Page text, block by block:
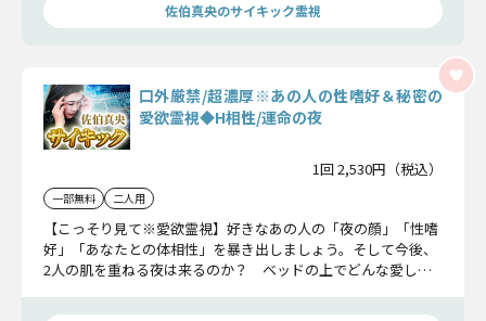
佐伯真央のサイキック霊視
口外厳禁/超濃厚※あの人の性嗜好＆秘密の
愛欲霊視◆H相性/運命の夜
1回 2,530円（税込）
一部無料 二人用
【こっそり見て※愛欲霊視】好きなあの人の「夜の顔」「性嗜
好」「あなたとの体相性」を暴き出しましょう。そして今後、
2人の肌を重ねる夜は来るのか？ ベッドの上でどんな愛し合